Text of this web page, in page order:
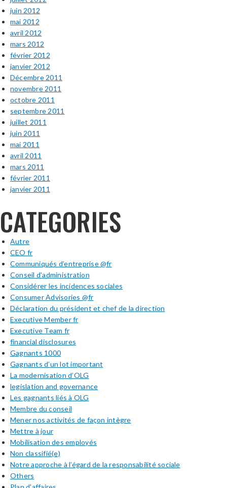
juin 2012
mai 2012
avril 2012
mars 2012
février 2012
janvier 2012
Décembre 2011
novembre 2011
octobre 2011
septembre 2011
juillet 2011
juin 2011
mai 2011
avril 2011
mars 2011
février 2011
janvier 2011
CATEGORIES
Autre
CEO fr
Communiqués d’entreprise @fr
Conseil d'administration
Considérer les incidences sociales
Consumer Advisories @fr
Déclaration du président et chef de la direction
Executive Member fr
Executive Team fr
financial disclosures
Gagnants 1000
Gagnants d’un lot important
La modernisation d’OLG
legislation and governance
Les gagnants liés à OLG
Membre du conseil
Mener nos activités de façon intègre
Mettre à jour
Mobilisation des employés
Non classifié(e)
Notre approche à l’égard de la responsabilité sociale
Others